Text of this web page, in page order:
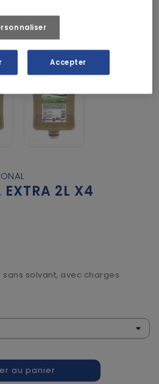
EXTRA 2L X4
solvant, avec charges
au panier
Accepter